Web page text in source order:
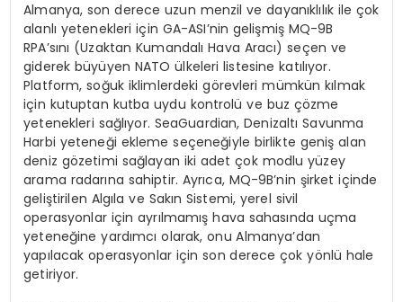
Almanya, son derece uzun menzil ve dayanıklılık ile çok
alanlı yetenekleri için GA-ASI’nin gelişmiş MQ-9B
RPA’sını (Uzaktan Kumandalı Hava Aracı) seçen ve
giderek büyüyen NATO ülkeleri listesine katılıyor.
Platform, soğuk iklimlerdeki görevleri mümkün kılmak
için kutuptan kutba uydu kontrolü ve buz çözme
yetenekleri sağlıyor. SeaGuardian, Denizaltı Savunma
Harbi yeteneği ekleme seçeneğiyle birlikte geniş alan
deniz gözetimi sağlayan iki adet çok modlu yüzey
arama radarına sahiptir. Ayrıca, MQ-9B’nin şirket içinde
geliştirilen Algıla ve Sakın Sistemi, yerel sivil
operasyonlar için ayrılmamış hava sahasında uçma
yeteneğine yardımcı olarak, onu Almanya’dan
yapılacak operasyonlar için son derece çok yönlü hale
getiriyor.